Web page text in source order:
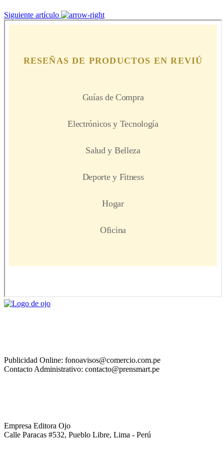
Siguiente artículo
Publicidad Online: fonoavisos@comercio.com.pe
Contacto Administrativo: contacto@prensmart.pe
Empresa Editora Ojo
Calle Paracas #532, Pueblo Libre, Lima - Perú